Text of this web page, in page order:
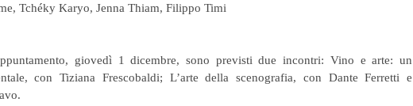
Tchéky Karyo, Jenna Thiam, Filippo Timi
giovedì 1 dicembre, sono previsti due incontri: Vino e arte: un
con Tiziana Frescobaldi; L’arte della scenografia, con Dante Ferretti e